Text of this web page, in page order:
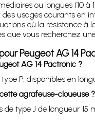
ou longues (10
usages courants en
où la résistance à
que vous recherchez
Peugeot AG 14
AG 14 Pactronic ?
P, disponibles en
agrafeuse-cloueuse ?
de type J de longueur